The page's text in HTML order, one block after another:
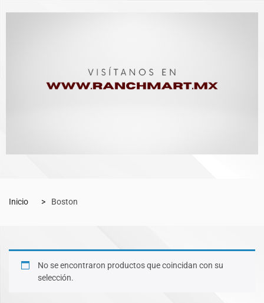
Inicio Boston
No se encontraron productos que coincidan con su
selección.